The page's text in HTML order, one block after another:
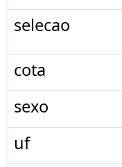
selecao
cota
sexo
uf